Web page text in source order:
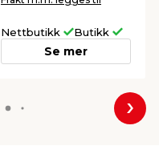
Nettbutikk Butikk
Se mer